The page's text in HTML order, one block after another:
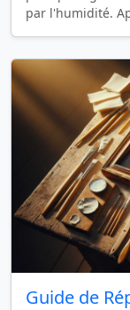
par l'humidité.
Guide de